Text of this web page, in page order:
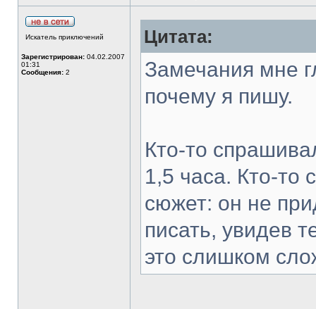
Искатель приключений
Зарегистрирован: 04.02.2007
01:31
Сообщения: 2
Цитата:
Замечания мне
почему я пишу.
Кто-то
1,5 часа. Кто-то
сюжет: он не
писать, увидев
это слишком